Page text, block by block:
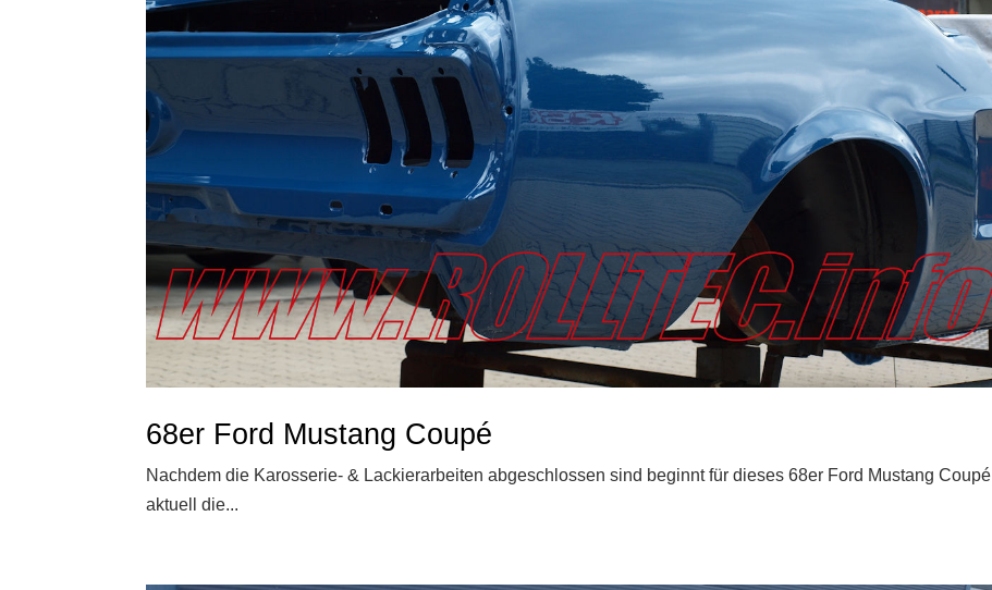
68er Ford Mustang Coupé
Nachdem die Karosserie- & Lackierarbeiten abgeschlossen sind beginnt für dieses 68er Ford Mustang Coupé
aktuell die...